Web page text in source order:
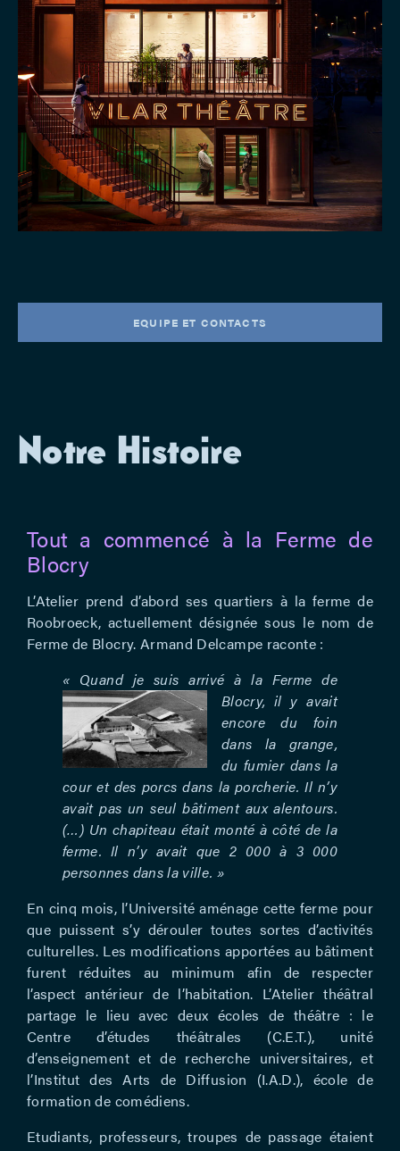
EQUIPE ET CONTACTS
Notre Histoire
Tout a commencé à la Ferme de
Blocry
L’Atelier prend d’abord ses quartiers à la ferme de
Roobroeck, actuellement désignée sous le nom de
Ferme de Blocry. Armand Delcampe raconte :
« Quand je suis arrivé à la Ferme de
Blocry, il y avait
encore du foin
dans la grange,
du fumier dans la
cour et des porcs dans la porcherie. Il n’y
avait pas un seul bâtiment aux alentours.
(…) Un chapiteau était monté à côté de la
ferme. Il n’y avait que 2 000 à 3 000
personnes dans la ville. »
En cinq mois, l’Université aménage cette ferme pour
que puissent s’y dérouler toutes sortes d’activités
culturelles. Les modifications apportées au bâtiment
furent réduites au minimum afin de respecter
l’aspect antérieur de l’habitation. L’Atelier théâtral
partage le lieu avec deux écoles de théâtre : le
Centre d’études théâtrales (C.E.T.), unité
d’enseignement et de recherche universitaires, et
l’Institut des Arts de Diffusion (I.A.D.), école de
formation de comédiens.
Etudiants, professeurs, troupes de passage étaient